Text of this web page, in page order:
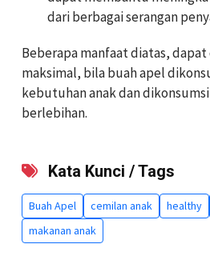
dari berbagai serangan
Beberapa manfaat diatas,
maksimal, bila buah apel
kebutuhan anak dan
berlebihan.
Kata Kunci / Tags
Buah Apel cemilan anak healthy
makanan anak